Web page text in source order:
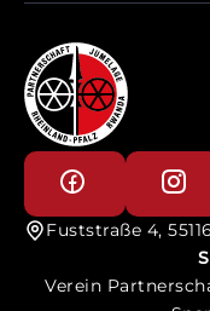
Fuststraße 4,
Verein